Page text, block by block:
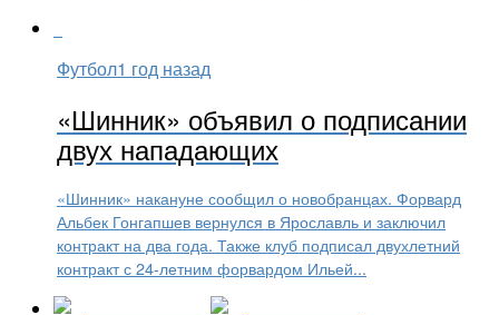
Футбол1 год назад
«Шинник» объявил о подписании
двух нападающих
«Шинник» накануне сообщил о новобранцах. Форвард
Альбек Гонгапшев вернулся в Ярославль и заключил
контракт на два года. Также клуб подписал двухлетний
контракт с 24-летним форвардом Ильей...